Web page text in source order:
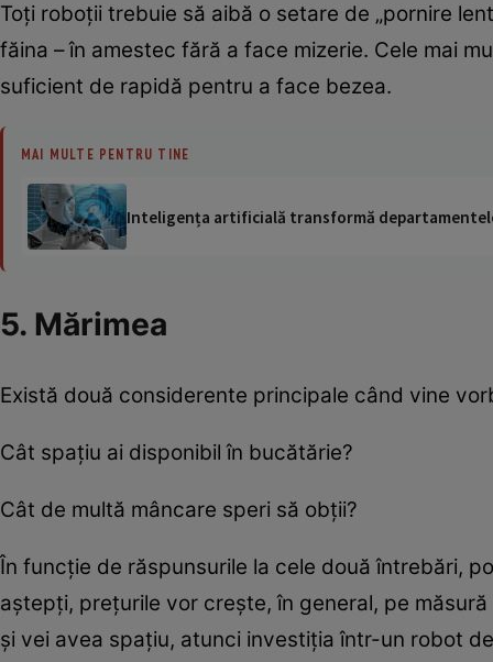
Toţi roboţii trebuie să aibă o setare de „pornire
făina – în amestec fără a face mizerie. Cele mai
suficient de rapidă pentru a face bezea.
MAI MULTE PENTRU TINE
Inteligența artificială transformă
5. Mărimea
Există două considerente principale când vine
Cât spaţiu ai disponibil în bucătărie?
Cât de multă mâncare speri să obţii?
În funcţie de răspunsurile la cele două întrebări,
aştepţi, preţurile vor creşte, în general, pe
şi vei avea spaţiu, atunci investiţia într-un robot